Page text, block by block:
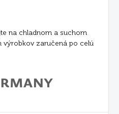
na chladnom a suchom
výrobkov zaručená po celú